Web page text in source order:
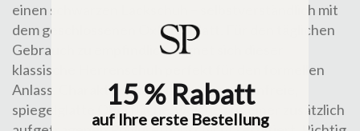
einen schwarzen Lackschuh
– selbstverständlich mit
dem geschlossenen Oxford-Blatt. Für den täglichen
Gebrauch zu empfindlich, eignet sich dieser
klassische Herrenschuh perfekt für den formellen
Anlass. Charakteristisch ist seine narbenfreie,
spiegelglatte Oberfläche, welche aus einer zusätzlich
15 % Rabatt
auf Ihre erste Bestellung